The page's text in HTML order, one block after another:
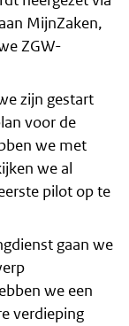
MijnZaken,
ZGW-
zijn gestart
voor de
we met
we al
pilot op te
gaan we
we een
verdieping